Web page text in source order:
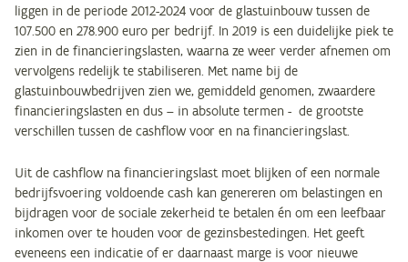
liggen in de periode 2012-2024 voor de glastuinbouw tussen de
107.500 en 278.900 euro per bedrijf. In 2019 is een duidelijke piek te
zien in de financieringslasten, waarna ze weer verder afnemen om
vervolgens redelijk te stabiliseren. Met name bij de
glastuinbouwbedrijven zien we, gemiddeld genomen, zwaardere
financieringslasten en dus – in absolute termen - de grootste
verschillen tussen de cashflow voor en na financieringslast.
Uit de cashflow na financieringslast moet blijken of een normale
bedrijfsvoering voldoende cash kan genereren om belastingen en
bijdragen voor de sociale zekerheid te betalen én om een leefbaar
inkomen over te houden voor de gezinsbestedingen. Het geeft
eveneens een indicatie of er daarnaast marge is voor nieuwe